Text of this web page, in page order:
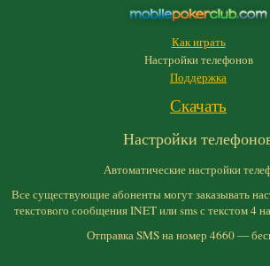
Как играть
Настройки телефонов
Поддержка
Скачать
Настройки
Автоматические настройки
Все существующие абоненты могут заказывать
текстового сообщения INET или sms с текстом 4
Отправка SMS на номер 4660 —